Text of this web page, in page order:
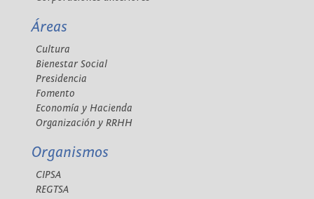
Áreas
Cultura
Bienestar Social
Presidencia
Fomento
Economía y Hacienda
Organización y RRHH
Organismos
CIPSA
REGTSA